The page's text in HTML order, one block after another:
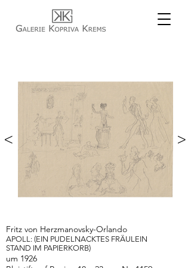
< >
Fritz von Herzmanovsky-Orlando
APOLL: (EIN PUDELNACKTES FRÄULEIN
STAND IM PAPIERKORB)
um 1926